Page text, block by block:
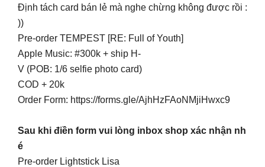
Định tách card bán lẻ mà nghe chừng không được rồi :
))
Pre-order TEMPEST [RE: Full of Youth]
Apple Music: #300k + ship H-
V (POB: 1/6 selfie photo card)
COD + 20k
Order Form: https://forms.gle/AjhHzFAoNMjiHwxc9
Sau khi điền form vui lòng inbox shop xác nhận nh
é
Pre-order Lightstick Lisa